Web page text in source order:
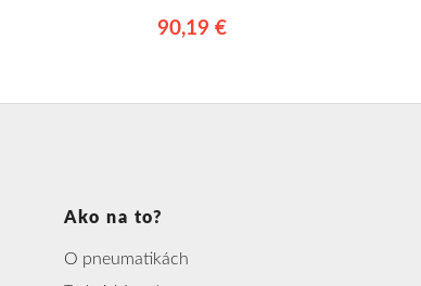
90,19 €
Ako na to?
O pneumatikách